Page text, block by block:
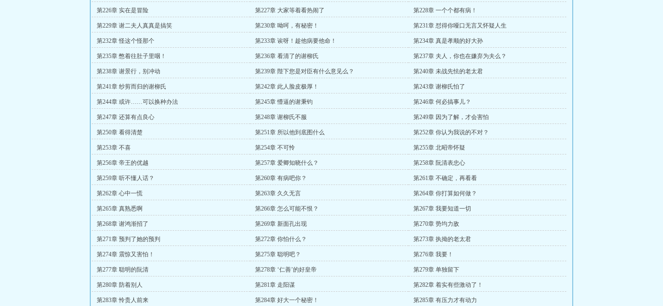
第226章 实在是冒险 第227章 大家等着看热闹了 第228章 一个个都有病！
第229章 谢二夫人真真是搞笑 第230章 呦呵，有秘密！ 第231章 怼得你哑口无言又怀疑人生
第232章 怪这个怪那个 第233章 诶呀！趁他病要他命！ 第234章 真是孝顺的好大孙
第235章 憋着往肚子里咽！ 第236章 看清了的谢柳氏 第237章 夫人，你也在嫌弃为夫么？
第238章 谢景行，别冲动 第239章 陛下您是对臣有什么意见么？ 第240章 未战先怯的老太君
第241章 纱剪而归的谢柳氏 第242章 此人脸皮极厚！ 第243章 谢柳氏怕了
第244章 或许……可以换种办法 第245章 懵逼的谢秉钧 第246章 何必搞事儿？
第247章 还算有点良心 第248章 谢柳氏不服 第249章 因为了解，才会害怕
第250章 看得清楚 第251章 所以他到底图什么 第252章 你认为我说的不对？
第253章 不喜 第254章 不可怜 第255章 北昭帝怀疑
第256章 帝王的优越 第257章 爱卿知晓什么？ 第258章 阮清表忠心
第259章 听不懂人话？ 第260章 有病吧你？ 第261章 不确定，再看看
第262章 心中一慌 第263章 久久无言 第264章 你打算如何做？
第265章 真熟悉啊 第266章 怎么可能不恨？ 第267章 我要知道一切
第268章 谢鸿渐招了 第269章 新面孔出现 第270章 势均力敌
第271章 预判了她的预判 第272章 你怕什么？ 第273章 执拗的老太君
第274章 震惊又害怕！ 第275章 聪明吧？ 第276章 我要！
第277章 聪明的阮清 第278章 ‘仁善’的好皇帝 第279章 单独留下
第280章 防着别人 第281章 走阳谋 第282章 着实有些激动了！
第283章 怜贵人前来 第284章 好大一个秘密！ 第285章 有压力才有动力